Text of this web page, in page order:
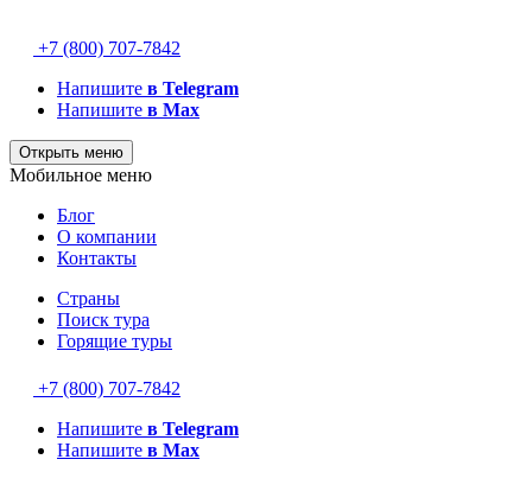
+7 (800) 707-7842
Напишите в Telegram
Напишите в Max
Открыть меню
Мобильное меню
Блог
О компании
Контакты
Страны
Поиск тура
Горящие туры
+7 (800) 707-7842
Напишите в Telegram
Напишите в Max